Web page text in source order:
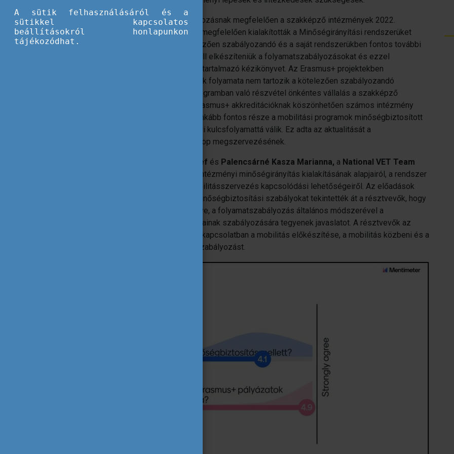
A szakképzésre vonatkozó jogi szabályozásnak megfelelően a szakképző intézmények 2022.
augusztus 31-ig a miniszteri ajánlásnak megfelelően kialakították a Minőségirányítási rendszerüket
(MIR), amelyben meghatározták a kötelezően szabályozandó és a saját rendszerükben fontos további
kulcsfolyamataikat. Ebben a tanévben kell elkészíteniük a folyamatszabályozásokat és ezzel
kiegészíteni az intézményi MIR leírását tartalmazó kézikönyvet. Az Erasmus+ projektekben
megvalósítandó mobilitásszervezésének folyamata nem tartozik a kötelezően szabályozandó
folyamatok közé, mivel az Erasmus+ programban való részvétel önkéntes vállalás a szakképző
intézmények részéről. Ugyanakkor az Erasmus+ akkreditációknak köszönhetően számos intézmény
nevelő-oktató tevékenységének egyre inkább fontos része a mobilitási programok minőségbiztosított
megszervezése – a folyamat intézményi kulcsfolyamattá válik. Ez adta az aktualitását a
folyamatszabályozást támogató workshop megszervezésének.
Marton József és Palencsárné Kasza Marianna, a National VET Team
szakértői egy általános képet adtak az intézményi minőségirányítás kialakításának alapjairól, a rendszer
kötelező elemeiről és az Erasmus+ mobilitásszervezés kapcsolódási lehetőségeiről. Az előadások
után az Erasmus+ mobilitásokra előírt minőségbiztosítási szabályokat tekintették át a résztvevők, hogy
ezután csoportmunkában ezeket beépítve, a folyamatszabályozás általános módszerével a
mobilitásszervezés különböző szakaszainak szabályozására tegyenek javaslatot. A résztvevők az
Erasmus+ pályázatok megvalósításával kapcsolatban a mobilitás előkészítése, a mobilitás közbeni és a
mobilitás utáni teendőkről készítettek szabályozást.
A sütik felhasználásáról és a
sütikkel kapcsolatos
beállításokról honlapunkon
tájékozódhat.